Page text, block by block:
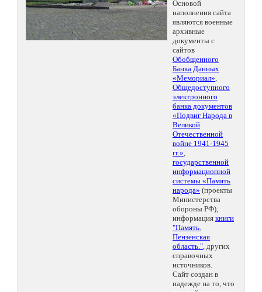
Основой
наполнения сайта
являются военные
архивные
документы с
сайтов
Обобщенного
Банка Данных
«Мемориал»,
Общедоступного
электронного
банка документов
«Подвиг Народа в
Великой
Отечественной
войне 1941-1945
гг.»,
государственной
информационной
системы «Память
народа» (проекты
Министерства
обороны РФ),
информация книги
"Память.
Пензенская
область.", других
справочных
источников.
Сайт создан в
надежде на то, что